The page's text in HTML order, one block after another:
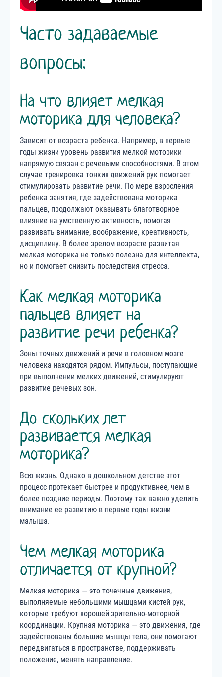
Часто задаваемые
вопросы:
На что влияет мелкая
моторика для человека?
Зависит от возраста ребенка. Например, в первые
годы жизни уровень развития мелкой моторики
напрямую связан с речевыми способностями. В этом
случае тренировка тонких движений рук помогает
стимулировать развитие речи. По мере взросления
ребенка занятия, где задействована моторика
пальцев, продолжают оказывать благотворное
влияние на умственную активность, помогая
развивать внимание, воображение, креативность,
дисциплину. В более зрелом возрасте развитая
мелкая моторика не только полезна для интеллекта,
но и помогает снизить последствия стресса.
Как мелкая моторика
пальцев влияет на
развитие речи ребенка?
Зоны точных движений и речи в головном мозге
человека находятся рядом. Импульсы, поступающие
при выполнении мелких движений, стимулируют
развитие речевых зон.
До скольких лет
развивается мелкая
моторика?
Всю жизнь. Однако в дошкольном детстве этот
процесс протекает быстрее и продуктивнее, чем в
более поздние периоды. Поэтому так важно уделить
внимание ее развитию в первые годы жизни
малыша.
Чем мелкая моторика
отличается от крупной?
Мелкая моторика — это точечные движения,
выполняемые небольшими мышцами кистей рук,
которые требуют хорошей зрительно-моторной
координации. Крупная моторика — это движения, где
задействованы большие мышцы тела, они помогают
передвигаться в пространстве, поддерживать
положение, менять направление.